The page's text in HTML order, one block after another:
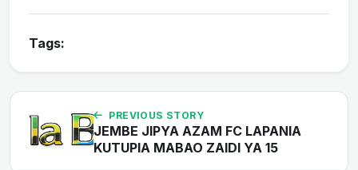
Tags:
PREVIOUS STORY
JEMBE JIPYA AZAM FC LAPANIA
KUTUPIA MABAO ZAIDI YA 15